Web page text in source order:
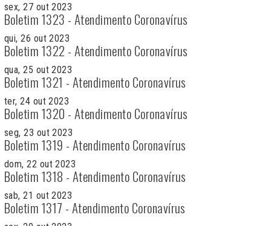
sex, 27 out 2023
Boletim 1323 - Atendimento Coronavírus
qui, 26 out 2023
Boletim 1322 - Atendimento Coronavírus
qua, 25 out 2023
Boletim 1321 - Atendimento Coronavírus
ter, 24 out 2023
Boletim 1320 - Atendimento Coronavírus
seg, 23 out 2023
Boletim 1319 - Atendimento Coronavírus
dom, 22 out 2023
Boletim 1318 - Atendimento Coronavírus
sab, 21 out 2023
Boletim 1317 - Atendimento Coronavírus